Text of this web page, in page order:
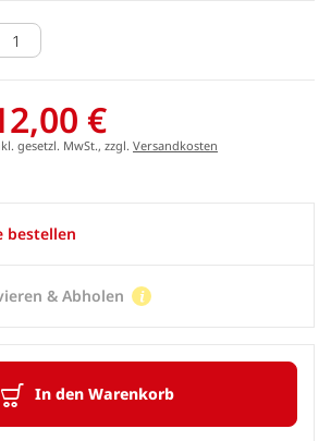
€
gesetzl. MwSt., zzgl. Versandkosten
bestellen
In den Warenkorb
& Abholen